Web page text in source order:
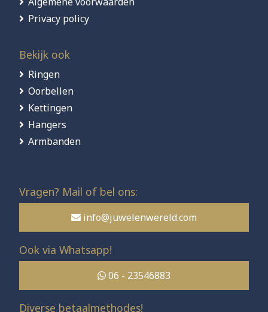
Privacy policy
Bekijk ook
Ringen
Oorbellen
Kettingen
Hangers
Armbanden
Vragen? Mail of bel ons:
info@juwelenwereld.com
Ook via Whatsapp!
06 - 23546883
Diverse betaalmethodes!